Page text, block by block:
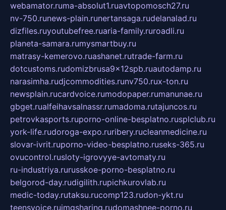
webamator.ruma-absolut1.ruavtopomosch27.ru
nv-750.runews-plain.runertansaga.rudelanalad.ru
dizfiles.ruyoutubefree.ruaria-family.ruroadli.ru
planeta-samara.rumysmartbuy.ru
matrasy-kemerovo.ruashanet.rutrade-farm.ru
dotcustoms.rudomizbrusa9x12spb.ruautodamp.ru
narasimha.rudjcommodities.runv750.rux-ton.ru
newsplain.rucardvoice.rumodopaper.rumanunae.ru
gbget.rualfeihavsalnassr.rumadoma.rutajuncos.ru
petrovkasports.ruporno-online-besplatno.rusplclub.ru
york-life.rudoroga-expo.ruribery.rucleanmedicine.ru
slovar-ivrit.ruporno-video-besplatno.ruseks-365.ru
ovucontrol.rusloty-igrovyye-avtomaty.ru
ru-industriya.rurusskoe-porno-besplatno.ru
belgorod-day.rudigilith.rupichkurovlab.ru
medic-today.rutaksu.rucomp123.rudon-ykt.ru
teensvoice.ruimgsharing.rudomashnee-porno.ru